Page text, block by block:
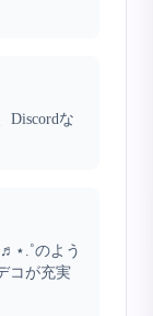
Discordな
コが充実